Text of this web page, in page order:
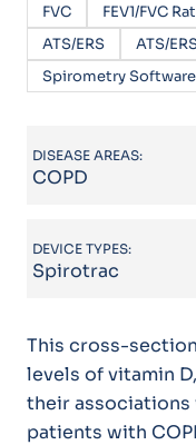
FVC
FEV1/FVC
ATS/ERS
ATS/
Spirometry Software
DISEASE AREAS:
COPD
DEVICE TYPES:
Spirotrac
This cross-
levels of vitamin
their associations
patients with